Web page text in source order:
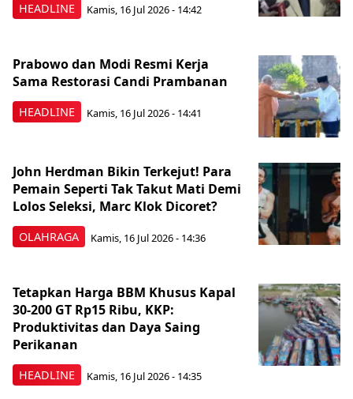
HEADLINE Kamis, 16 Jul 2026 - 14:42
HEADLINE
Prabowo dan Modi Resmi Kerja
Sama Restorasi Candi Prambanan
Kamis, 16 Jul 2026 - 14:41
OLAHRAGA
John Herdman Bikin Terkejut! Para
Pemain Seperti Tak Takut Mati Demi
Lolos Seleksi, Marc Klok Dicoret?
Kamis, 16 Jul 2026 - 14:36
HEADLINE
Tetapkan Harga BBM Khusus Kapal
30-200 GT Rp15 Ribu, KKP:
Produktivitas dan Daya Saing
Perikanan
Kamis, 16 Jul 2026 - 14:35